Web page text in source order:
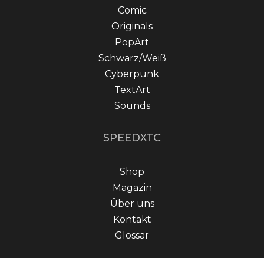
Comic
Originals
PopArt
Schwarz/Weiß
Cyberpunk
TextArt
Sounds
SPEEDXTC
Shop
Magazin
Über uns
Kontakt
Glossar